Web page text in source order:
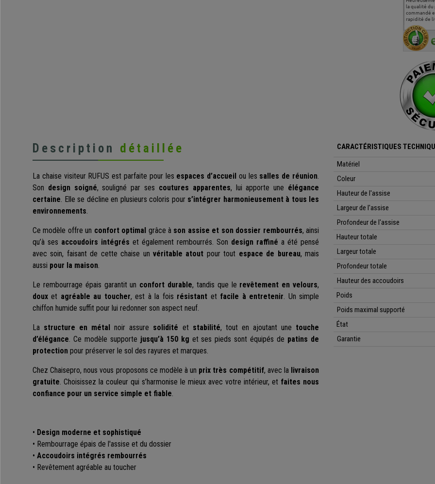
la qualité
commandé
rapidité de
Description détaillée
La chaise visiteur RUFUS est parfaite pour les espaces d’accueil ou les salles de réunion.
Son design soigné, souligné par ses coutures apparentes, lui apporte une élégance
certaine. Elle se décline en plusieurs coloris pour s’intégrer harmonieusement à tous les
environnements.
Ce modèle offre un confort optimal grâce à son assise et son dossier rembourrés, ainsi
qu’à ses accoudoirs intégrés et également rembourrés. Son design raffiné a été pensé
avec soin, faisant de cette chaise un véritable atout pour tout espace de bureau, mais
aussi pour la maison.
Le rembourrage épais garantit un confort durable, tandis que le revêtement en velours,
doux et agréable au toucher, est à la fois résistant et facile à entretenir. Un simple
chiffon humide suffit pour lui redonner son aspect neuf.
La structure en métal noir assure solidité et stabilité, tout en ajoutant une touche
d’élégance. Ce modèle supporte jusqu’à 150 kg et ses pieds sont équipés de patins de
protection pour préserver le sol des rayures et marques.
Chez Chaisepro, nous vous proposons ce modèle à un prix très compétitif, avec la livraison
gratuite. Choisissez la couleur qui s’harmonise le mieux avec votre intérieur, et faites nous
confiance pour un service simple et fiable.
• Design moderne et sophistiqué
• Rembourrage épais de l'assise et du dossier
• Accoudoirs intégrés rembourrés
• Revêtement agréable au toucher
CARACTÉRISTIQUES
Matériel
Coleur
Hauteur de l'assise
Largeur de l'assise
Profondeur de l'assise
Hauteur totale
Largeur totale
Profondeur totale
Hauteur des accoudoirs
Poids
Poids maximal supporté
État
Garantie